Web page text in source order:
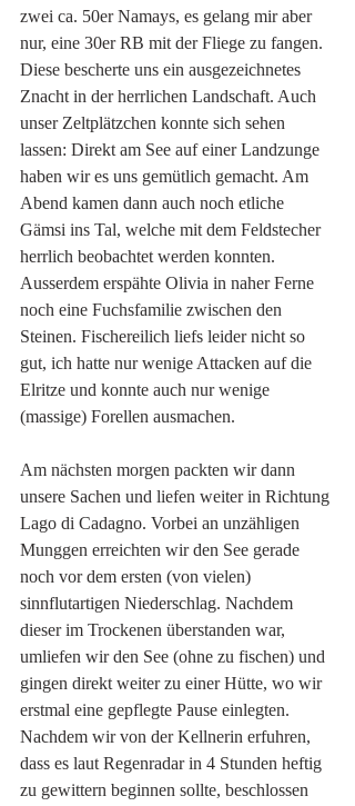
zwei ca. 50er Namays, es gelang mir aber
nur, eine 30er RB mit der Fliege zu fangen.
Diese bescherte uns ein ausgezeichnetes
Znacht in der herrlichen Landschaft. Auch
unser Zeltplätzchen konnte sich sehen
lassen: Direkt am See auf einer Landzunge
haben wir es uns gemütlich gemacht. Am
Abend kamen dann auch noch etliche
Gämsi ins Tal, welche mit dem Feldstecher
herrlich beobachtet werden konnten.
Ausserdem erspähte Olivia in naher Ferne
noch eine Fuchsfamilie zwischen den
Steinen. Fischereilich liefs leider nicht so
gut, ich hatte nur wenige Attacken auf die
Elritze und konnte auch nur wenige
(massige) Forellen ausmachen.
Am nächsten morgen packten wir dann
unsere Sachen und liefen weiter in Richtung
Lago di Cadagno. Vorbei an unzähligen
Munggen erreichten wir den See gerade
noch vor dem ersten (von vielen)
sinnflutartigen Niederschlag. Nachdem
dieser im Trockenen überstanden war,
umliefen wir den See (ohne zu fischen) und
gingen direkt weiter zu einer Hütte, wo wir
erstmal eine gepflegte Pause einlegten.
Nachdem wir von der Kellnerin erfuhren,
dass es laut Regenradar in 4 Stunden heftig
zu gewittern beginnen sollte, beschlossen